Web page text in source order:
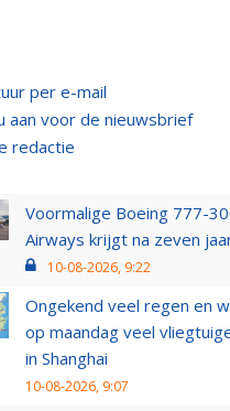
per e-mail
aan voor de nieuwsbrief
redactie
Voormalige Boeing 777-
Airways krijgt na zeven
10-08-2026, 9:22
Ongekend veel regen en
op maandag veel
in Shanghai
10-08-2026, 9:07